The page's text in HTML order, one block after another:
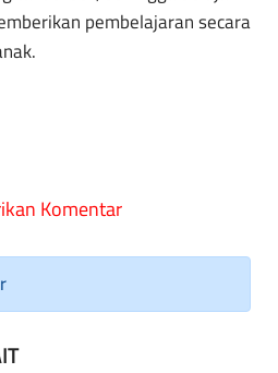
pembelajaran secara
Komentar